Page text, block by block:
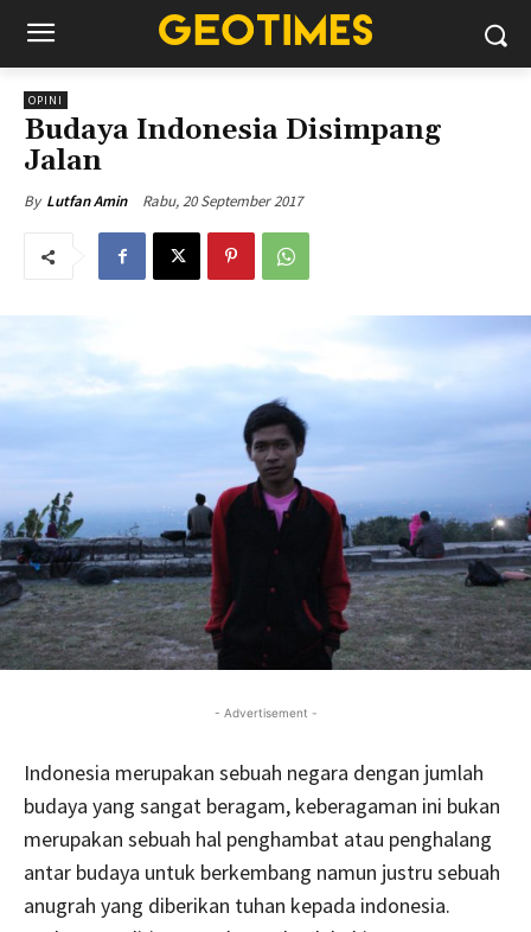
OPINI
Budaya Indonesia Disimpang
Jalan
By Lutfan Amin Rabu, 20 September 2017
- Advertisement -
Indonesia merupakan sebuah negara dengan jumlah
budaya yang sangat beragam, keberagaman ini bukan
merupakan sebuah hal penghambat atau penghalang
antar budaya untuk berkembang namun justru sebuah
anugrah yang diberikan tuhan kepada indonesia.